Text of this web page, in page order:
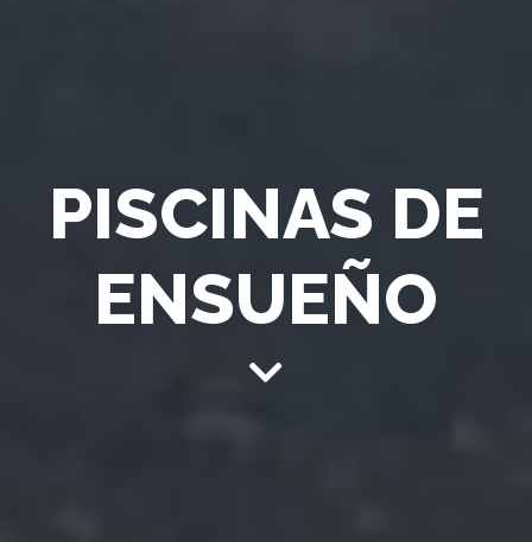
PISCINAS DE
ENSUEÑO